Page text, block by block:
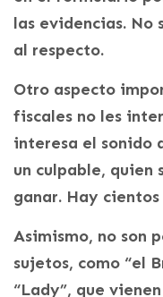
las evidencias. No
al respecto.
Otro aspecto
fiscales no les
interesa el sonido
un culpable, quien
ganar. Hay cientos
Asimismo, no son
sujetos, como “el
“Lady”, que